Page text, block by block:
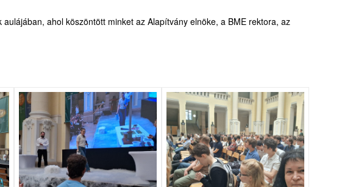
ahol köszöntött minket az Alapítvány elnöke, a BME rektora, az